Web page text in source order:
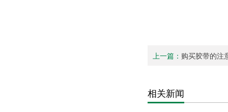
上一篇： 购买胶带的注
相关新闻